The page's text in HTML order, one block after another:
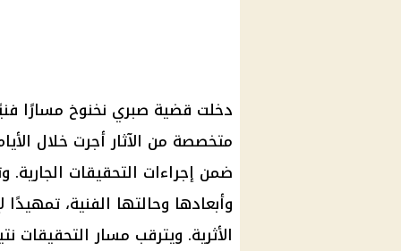
دخلت قضية صبري نخنوخ مسارًا
متخصصة من الآثار أجرت خلال
ضمن إجراءات التحقيقات
وأبعادها وحالتها الفنية،
الأثرية. ويترقب مسار التحقيقات